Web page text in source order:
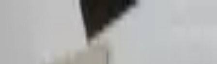
Contact
S'inscrire